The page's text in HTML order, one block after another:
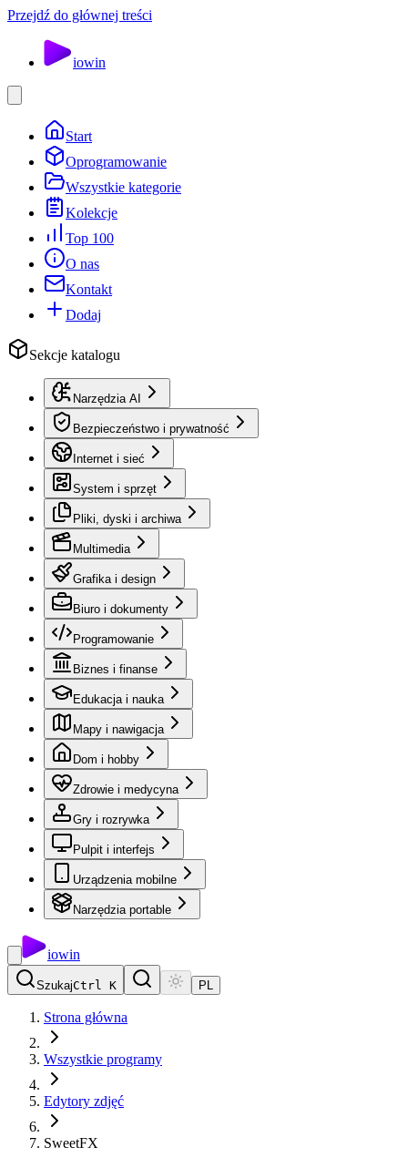
Przejdź do głównej treści
iowin
Start
Oprogramowanie
Wszystkie kategorie
Kolekcje
Top 100
O nas
Kontakt
Dodaj
Sekcje katalogu
Narzędzia AI
Bezpieczeństwo i prywatność
Internet i sieć
System i sprzęt
Pliki, dyski i archiwa
Multimedia
Grafika i design
Biuro i dokumenty
Programowanie
Biznes i finanse
Edukacja i nauka
Mapy i nawigacja
Dom i hobby
Zdrowie i medycyna
Gry i rozrywka
Pulpit i interfejs
Urządzenia mobilne
Narzędzia portable
iowin
SzukajCtrl K PL
Strona główna
Wszystkie programy
Edytory zdjęć
SweetFX